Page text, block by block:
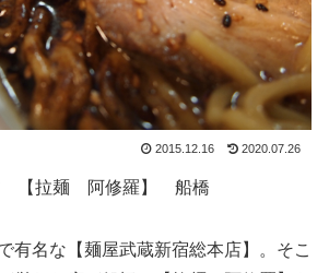
2015.12.16 2020.07.26
【拉麺 阿修羅】 船橋
有名な【麺屋武蔵新宿総本店】。そこ